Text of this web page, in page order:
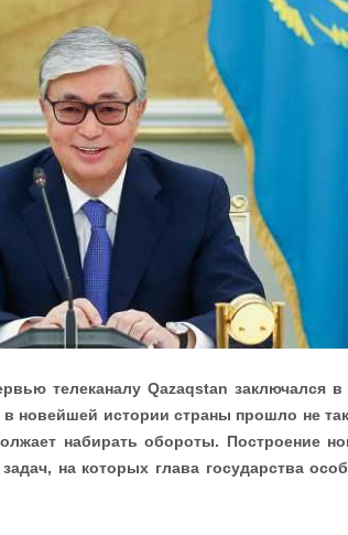
телеканалу Qazaqstan заключался
в новейшей истории страны прошло не
набирать обороты. Построение
на которых глава государства